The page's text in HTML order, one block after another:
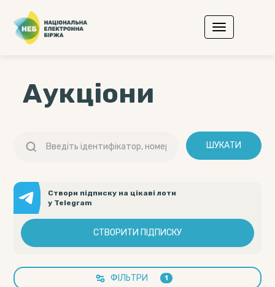
Аукціони
ШУКАТИ
Створи підписку на цікаві лоти
у Telegram
СТВОРИТИ ПІДПИСКУ
ФІЛЬТРИ 1